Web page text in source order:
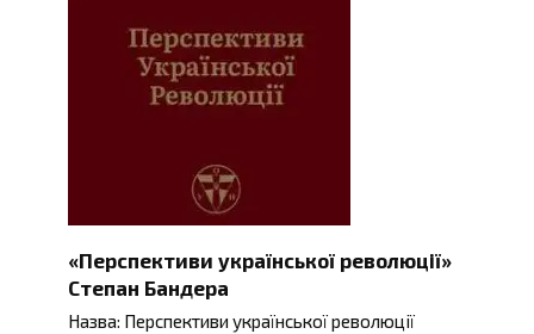
«Перспективи української революції»
Степан Бандера
Назва: Перспективи української революції